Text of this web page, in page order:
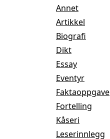
Annet
Artikkel
Biografi
Dikt
Essay
Eventyr
Faktaoppgave
Fortelling
Kåseri
Leserinnlegg